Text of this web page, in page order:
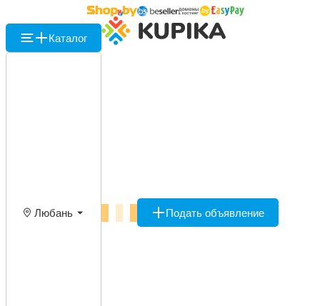
Каталог
Любань Подать объявление